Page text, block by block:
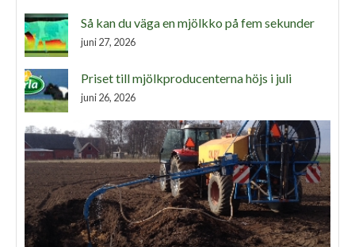
Så kan du väga en mjölkko på fem sekunder
juni 27, 2026
Priset till mjölkproducenterna höjs i juli
juni 26, 2026